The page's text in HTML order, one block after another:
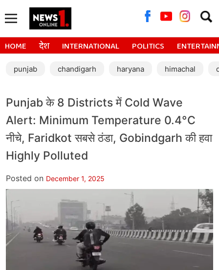
for:
HOME देश INTERNATIONAL POLITICS
punjab chandigarh haryana himachal
Punjab के 8 Districts में Cold Wave
Alert: Minimum Temperature 0.4°C
नीचे, Faridkot सबसे ठंडा, Gobindgarh की हवा
Highly Polluted
Posted on December 1, 2025